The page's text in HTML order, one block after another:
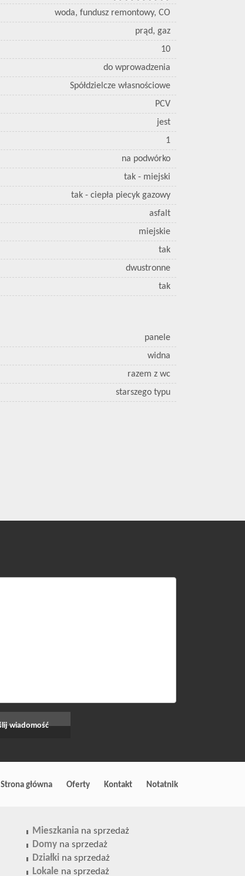
woda, fundusz remontowy, CO
prąd, gaz
10
do wprowadzenia
Spółdzielcze własnościowe
PCV
jest
1
na podwórko
tak - miejski
tak - ciepła piecyk gazowy
asfalt
miejskie
tak
dwustronne
tak
panele
widna
razem z wc
starszego typu
Strona główna Oferty Kontakt Notatnik
Mieszkania na sprzedaż
Domy na sprzedaż
Działki na sprzedaż
Lokale na sprzedaż